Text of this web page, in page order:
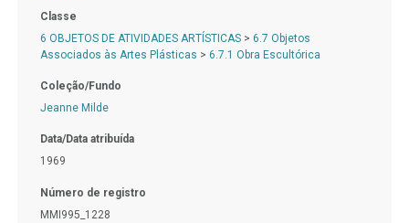
Classe
6 OBJETOS DE ATIVIDADES ARTÍSTICAS> 6.7 Objetos
Associados às Artes Plásticas > 6.7.1 Obra Escultórica
Coleção/Fundo
Jeanne Milde
Data/Data atribuída
1969
Número de registro
MMI995_1228